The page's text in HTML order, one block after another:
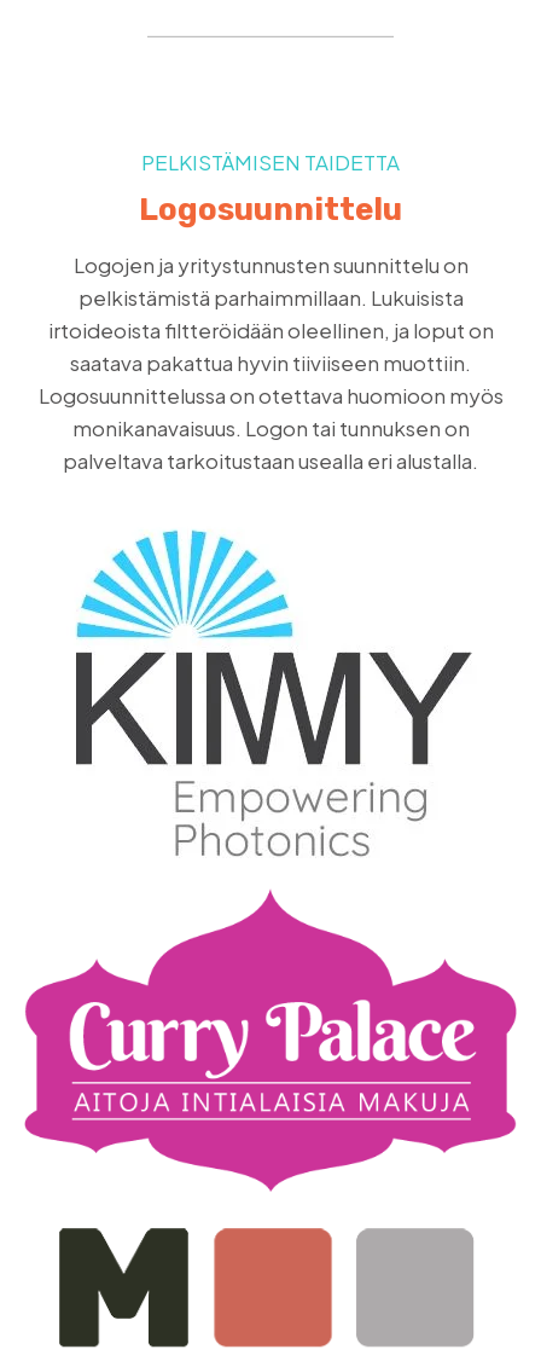
PELKISTÄMISEN TAIDETTA
Logosuunnittelu
Logojen ja yritystunnusten suunnittelu on
pelkistämistä parhaimmillaan. Lukuisista
irtoideoista filtteröidään oleellinen, ja loput on
saatava pakattua hyvin tiiviiseen muottiin.
Logosuunnittelussa on otettava huomioon myös
monikanavaisuus. Logon tai tunnuksen on
palveltava tarkoitustaan usealla eri alustalla.